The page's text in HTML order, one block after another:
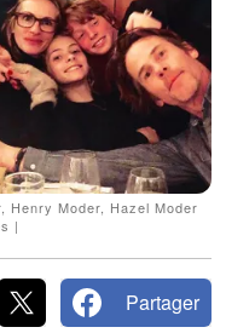
Henry Moder, Hazel Moder
|
Partager